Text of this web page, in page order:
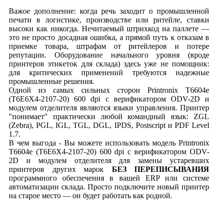
Важое дополнение: когда речь заходит о промышленной
печати в логистике, производстве или ритейле, ставки
высоки как никогда. Нечитаемый штрихкод на паллете —
это не просто досадная ошибка, а прямой путь к отказам в
приемке товара, штрафам от ритейлеров и потере
репутации. Оборудование начального уровня (вроде
принтеров этикеток для склада) здесь уже не помощник:
для критических применений требуются надежные
промышленные решения.
Одной из самых сильных сторон Printronix T6604e
(T6E6X4-2107-20) 600 dpi с верификатором ODV-2D и
модулем отделителя являются языки управления. Принтер
"понимает" практически любой командный язык: ZGL
(Zebra), PGL, IGL, TGL, DGL, IPDS, Postscript и PDF Level
1.7.
В чем выгода - Вы можете использовать модель Printronix
T6604e (T6E6X4-2107-20) 600 dpi с верификатором ODV-
2D и модулем отделителя для замены устаревших
принтеров других марок БЕЗ ПЕРЕПИСЫВАНИЯ
программного обеспечения в вашей ERP или системе
автоматизации склада. Просто подключите новый принтер
на старое место — он будет работать как родной.